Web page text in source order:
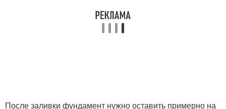
После заливки фундамент нужно оставить примерно на